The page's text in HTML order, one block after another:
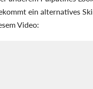
ein alternatives
Video: